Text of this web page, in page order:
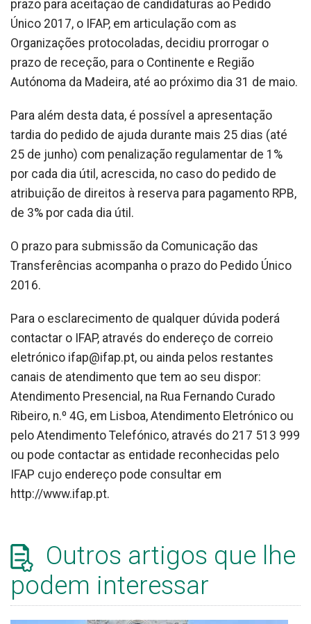
prazo para aceitação de candidaturas ao Pedido
Único 2017, o IFAP, em articulação com as
Organizações protocoladas, decidiu prorrogar o
prazo de receção, para o Continente e Região
Autónoma da Madeira, até ao próximo dia 31 de maio.
Para além desta data, é possível a apresentação
tardia do pedido de ajuda durante mais 25 dias (até
25 de junho) com penalização regulamentar de 1%
por cada dia útil, acrescida, no caso do pedido de
atribuição de direitos à reserva para pagamento RPB,
de 3% por cada dia útil.
O prazo para submissão da Comunicação das
Transferências acompanha o prazo do Pedido Único
2016.
Para o esclarecimento de qualquer dúvida poderá
contactar o IFAP, através do endereço de correio
eletrónico ifap@ifap.pt, ou ainda pelos restantes
canais de atendimento que tem ao seu dispor:
Atendimento Presencial, na Rua Fernando Curado
Ribeiro, n.º 4G, em Lisboa, Atendimento Eletrónico ou
pelo Atendimento Telefónico, através do 217 513 999
ou pode contactar as entidade reconhecidas pelo
IFAP cujo endereço pode consultar em
http://www.ifap.pt.
Outros artigos que lhe
podem interessar